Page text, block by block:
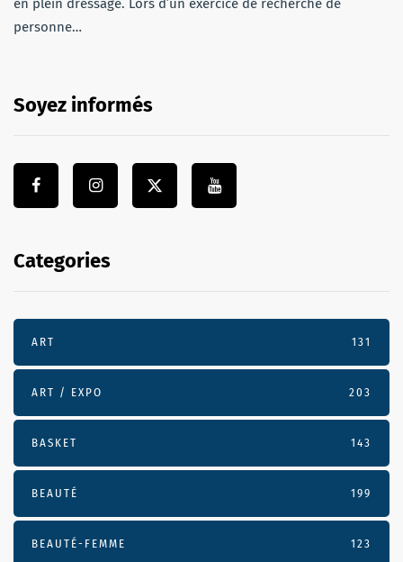
personne…
Soyez informés
Categories
ART 131
ART / EXPO 203
BASKET 143
BEAUTÉ 199
BEAUTÉ-FEMME 123